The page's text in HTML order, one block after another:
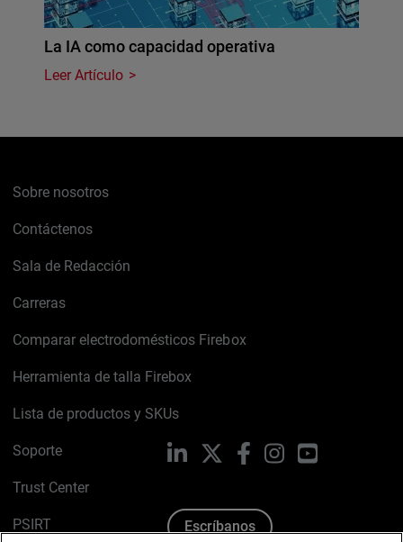
La IA como capacidad operativa
Leer Artículo
Sobre nosotros
Contáctenos
Sala de Redacción
Carreras
Comparar electrodomésticos Firebox
Herramienta de talla Firebox
Lista de productos y SKUs
Soporte
Trust Center
PSIRT
LinkedIn FacebookInstagramYouTube
Escríbanos